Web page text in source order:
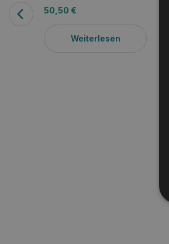
50,50 €
Weiterlesen